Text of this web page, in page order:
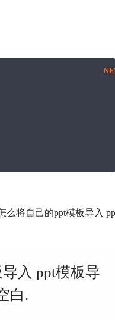
么将自己的ppt模板导入
入 ppt模板导
白.